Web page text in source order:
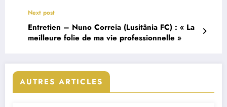
Next post
Entretien – Nuno Correia (Lusitânia FC) : « La
meilleure folie de ma vie professionnelle »
AUTRES ARTICLES